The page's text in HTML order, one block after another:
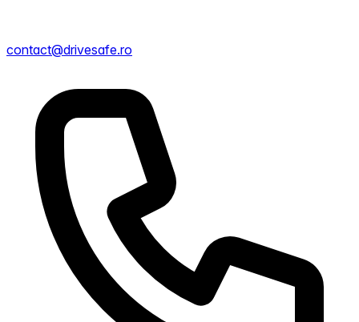
contact@drivesafe.ro